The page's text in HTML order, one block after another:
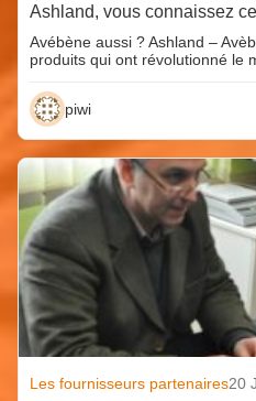
Ashland, vous connaissez
Avébène aussi ? Ashland –
produits qui ont révolutionné le
piwi
Les fournisseurs partenaires20